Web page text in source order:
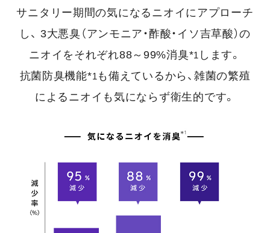
サニタリー期間の気になるニオイにアプローチ
し、 3大悪臭（アンモニア・酢酸・イソ吉草酸）の
ニオイをそれぞれ88～99%消臭*1 します。
抗菌防臭機能*1 も備えているから、雑菌の繁殖
によるニオイも気にならず衛生的です。